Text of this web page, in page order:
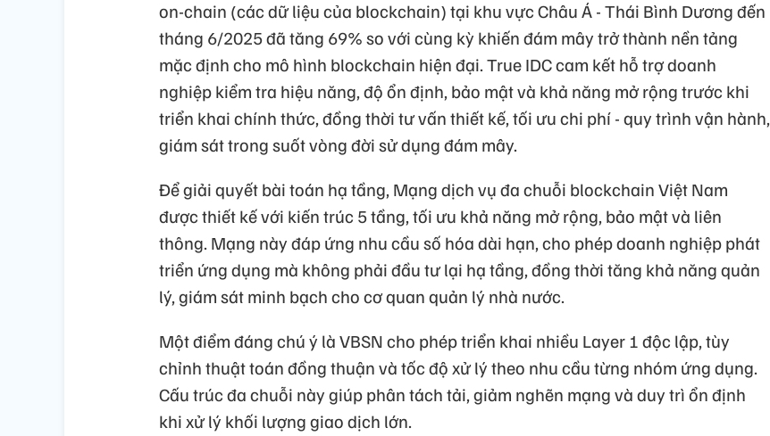
on-chain (các dữ liệu của blockchain) tại khu vực Châu Á - Thái Bình Dương đến
tháng 6/2025 đã tăng 69% so với cùng kỳ khiến đám mây trở thành nền tảng
mặc định cho mô hình blockchain hiện đại. True IDC cam kết hỗ trợ doanh
nghiệp kiểm tra hiệu năng, độ ổn định, bảo mật và khả năng mở rộng trước khi
triển khai chính thức, đồng thời tư vấn thiết kế, tối ưu chi phí - quy trình vận hành,
giám sát trong suốt vòng đời sử dụng đám mây.
Để giải quyết bài toán hạ tầng, Mạng dịch vụ đa chuỗi blockchain Việt Nam
được thiết kế với kiến trúc 5 tầng, tối ưu khả năng mở rộng, bảo mật và liên
thông. Mạng này đáp ứng nhu cầu số hóa dài hạn, cho phép doanh nghiệp phát
triển ứng dụng mà không phải đầu tư lại hạ tầng, đồng thời tăng khả năng quản
lý, giám sát minh bạch cho cơ quan quản lý nhà nước.
Một điểm đáng chú ý là VBSN cho phép triển khai nhiều Layer 1 độc lập, tùy
chỉnh thuật toán đồng thuận và tốc độ xử lý theo nhu cầu từng nhóm ứng dụng.
Cấu trúc đa chuỗi này giúp phân tách tải, giảm nghẽn mạng và duy trì ổn định
khi xử lý khối lượng giao dịch lớn.